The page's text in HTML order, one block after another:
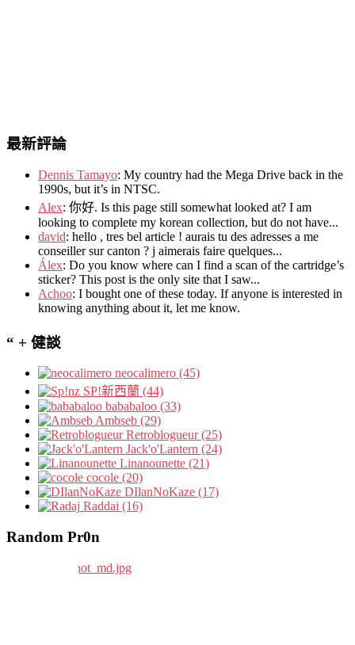
最新評論
Dennis Tamayo: My country had the Mega Drive back in the
1990s, but it’s in NTSC.
Alex: 你好. Is this page still somewhat looked at? I am
looking to complete my korean collection, but do not have...
david: hello , tres bel article ! aurais tu des adresses a me
conseiller sur canton ? j aimerais faire quelques...
Álex: Do you know where can I find a scan of the cartridge’s
sticker? This post is the only site that I saw...
Achoo: I bought one of these today. If anyone is interested in
knowing anything about it, let me know.
“ + 健談
neocalimero (45)
SP!新西蘭 (44)
bababaloo (33)
Ambseb (29)
Retroblogueur (25)
Jack'o'Lantern (24)
Linanounette (21)
cocole (20)
DIlanNoKaze (17)
Raddai (16)
Random Pr0n